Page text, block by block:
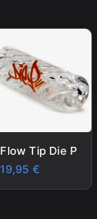
Flow Tip Die P
19,95 €